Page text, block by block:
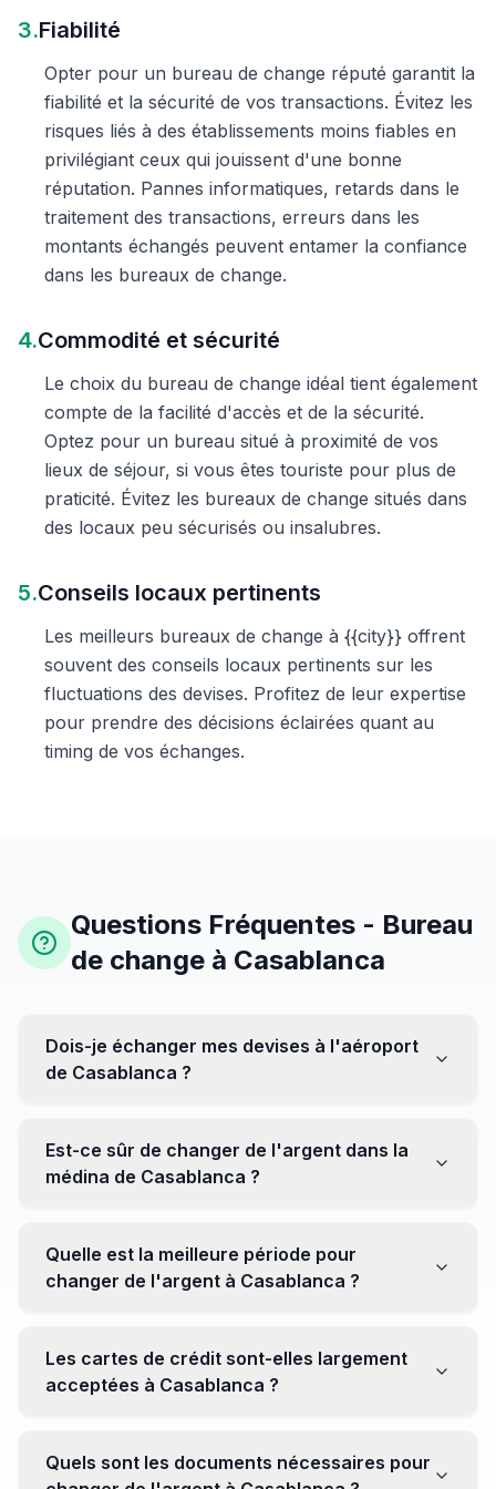
3.Fiabilité
Opter pour un bureau de change réputé garantit la
fiabilité et la sécurité de vos transactions. Évitez les
risques liés à des établissements moins fiables en
privilégiant ceux qui jouissent d'une bonne
réputation. Pannes informatiques, retards dans le
traitement des transactions, erreurs dans les
montants échangés peuvent entamer la confiance
dans les bureaux de change.
4.Commodité et sécurité
Le choix du bureau de change idéal tient également
compte de la facilité d'accès et de la sécurité.
Optez pour un bureau situé à proximité de vos
lieux de séjour, si vous êtes touriste pour plus de
praticité. Évitez les bureaux de change situés dans
des locaux peu sécurisés ou insalubres.
5.Conseils locaux pertinents
Les meilleurs bureaux de change à {{city}} offrent
souvent des conseils locaux pertinents sur les
fluctuations des devises. Profitez de leur expertise
pour prendre des décisions éclairées quant au
timing de vos échanges.
Questions Fréquentes - Bureau
de change à Casablanca
Dois-je échanger mes devises à l'aéroport
de Casablanca ?
être moins avantageux. Orientez-vous plutôt vers les
bureaux de change en ville pour obtenir de meilleurs
Est-ce sûr de changer de l'argent dans la
médina de Casablanca ?
établissements réputés pour éviter les surprises.
Quelle est la meilleure période pour
changer de l'argent à Casablanca ?
soyez attentif aux fluctuations pour maximiser la valeur
de vos devises.
Les cartes de crédit sont-elles largement
acceptées à Casablanca ?
Cependant, avoir un peu de monnaie locale peut être
Quels sont les documents nécessaires pour